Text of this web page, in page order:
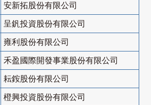
安新拓股份有限公司
呈釩投資股份有限公司
雍利股份有限公司
禾盈國際開發事業股份有限公司
耘銨股份有限公司
橙興投資股份有限公司